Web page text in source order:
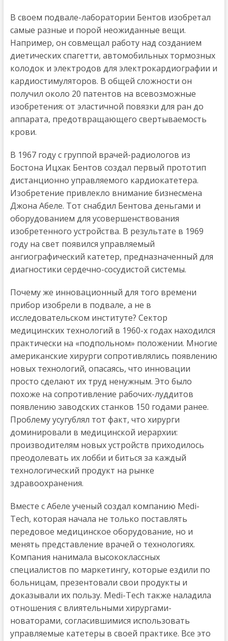
В своем подвале-лаборатории Бентов изобретал
самые разные и порой неожиданные вещи.
Например, он совмещал работу над созданием
диетических спагетти, автомобильных тормозных
колодок и электродов для электрокардиографии и
кардиостимуляторов. В общей сложности он
получил около 20 патентов на всевозможные
изобретения: от эластичной повязки для ран до
аппарата, предотвращающего свертываемость
крови.
В 1967 году с группой врачей-радиологов из
Бостона Ицхак Бентов создал первый прототип
дистанционно управляемого кардиокатетера.
Изобретение привлекло внимание бизнесмена
Джона Абеле. Тот снабдил Бентова деньгами и
оборудованием для усовершенствования
изобретенного устройства. В результате в 1969
году на свет появился управляемый
ангиографический катетер, предназначенный для
диагностики сердечно-сосудистой системы.
Почему же инновационный для того времени
прибор изобрели в подвале, а не в
исследовательском институте? Сектор
медицинских технологий в 1960-х годах находился
практически на «подпольном» положении. Многие
американские хирурги сопротивлялись появлению
новых технологий, опасаясь, что инновации
просто сделают их труд ненужным. Это было
похоже на сопротивление рабочих-луддитов
появлению заводских станков 150 годами ранее.
Проблему усугублял тот факт, что хирурги
доминировали в медицинской иерархии:
производителям новых устройств приходилось
преодолевать их лобби и биться за каждый
технологический продукт на рынке
здравоохранения.
Вместе с Абеле ученый создал компанию Medi-
Tech, которая начала не только поставлять
передовое медицинское оборудование, но и
менять представление врачей о технологиях.
Компания нанимала высококлассных
специалистов по маркетингу, которые ездили по
больницам, презентовали свои продукты и
доказывали их пользу. Medi-Tech также наладила
отношения с влиятельными хирургами-
новаторами, согласившимися использовать
управляемые катетеры в своей практике. Все это